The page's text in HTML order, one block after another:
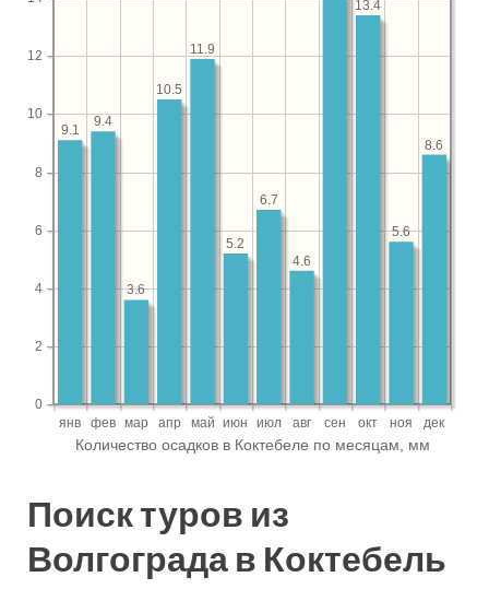
Поиск туров из
Волгограда в Коктебель